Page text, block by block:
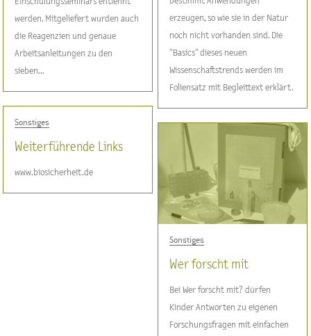
werden. Mitgeliefert wurden auch
die Reagenzien und genaue
Arbeitsanleitungen zu den
sieben...
erzeugen, so wie sie in der Natur
noch nicht vorhanden sind. Die
"Basics" dieses neuen
Wissenschaftstrends werden im
Foliensatz mit Begleittext erklärt.
Sonstiges
Weiterführende Links
www.biosicherheit.de
Sonstiges
Wer forscht mit
Bei Wer forscht mit? dürfen
Kinder Antworten zu eigenen
Forschungsfragen mit einfachen